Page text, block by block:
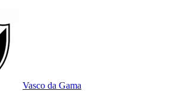
Vasco da Gama